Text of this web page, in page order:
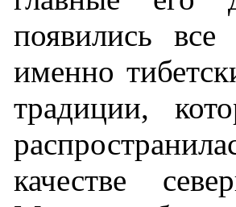
появились
именно
традиции,
качестве